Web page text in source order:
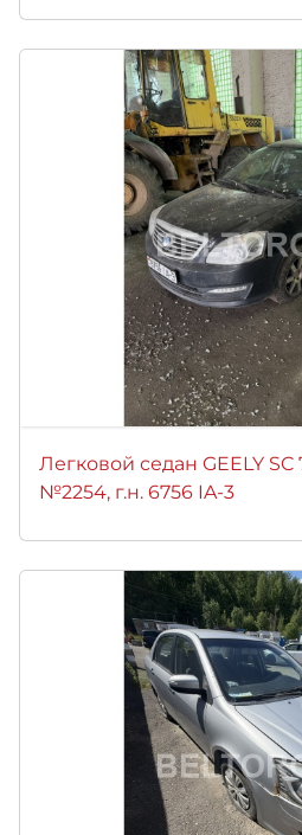
Легковой седан GEELY SC
№2254, г.н. 6756 IA-3